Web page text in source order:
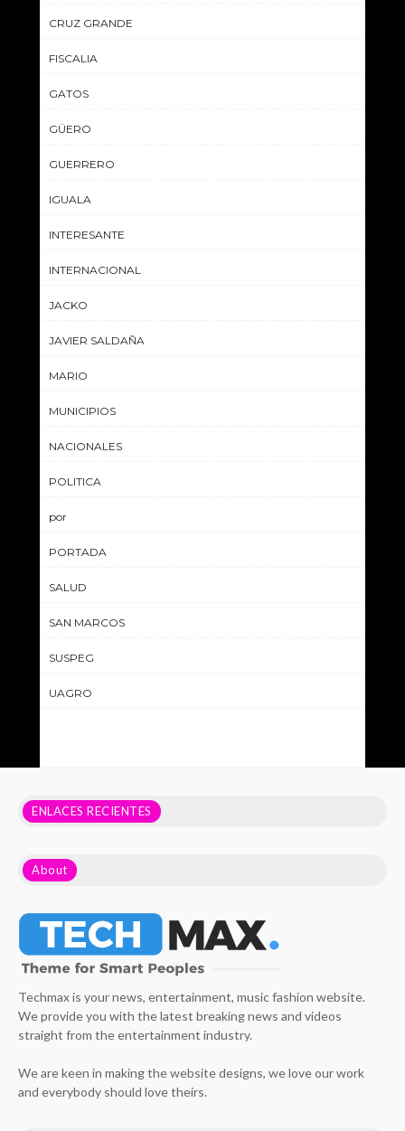
CRUZ GRANDE
FISCALIA
GATOS
GÜERO
GUERRERO
IGUALA
INTERESANTE
INTERNACIONAL
JACKO
JAVIER SALDAÑA
MARIO
MUNICIPIOS
NACIONALES
POLITICA
por
PORTADA
SALUD
SAN MARCOS
SUSPEG
UAGRO
ENLACES RECIENTES
About
Techmax is your news, entertainment, music fashion website.
We provide you with the latest breaking news and videos
straight from the entertainment industry.
We are keen in making the website designs, we love our work
and everybody should love theirs.